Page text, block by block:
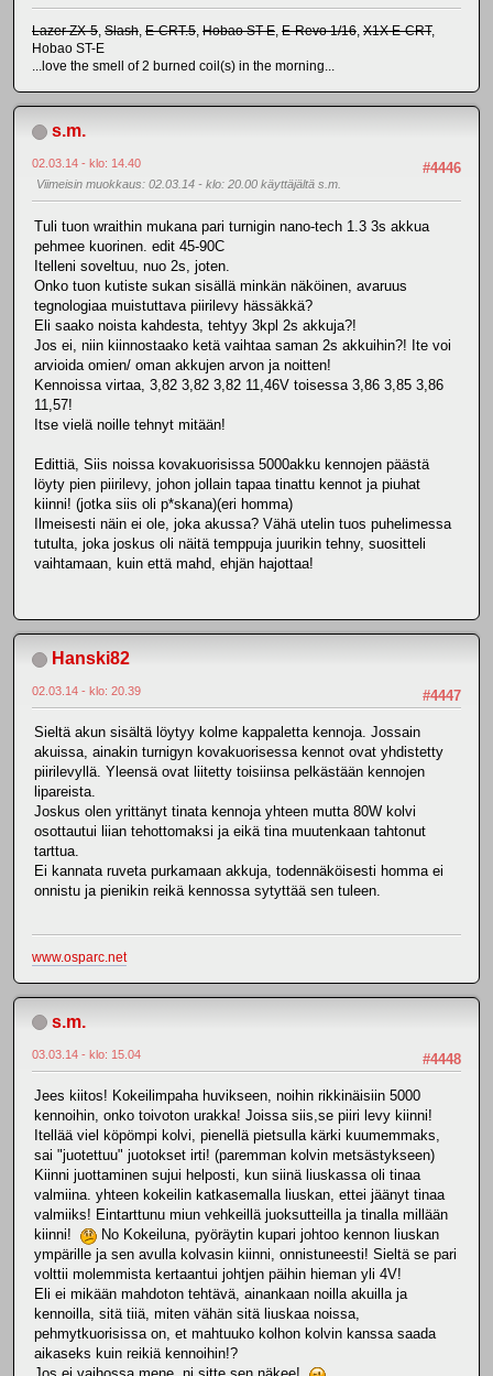
Lazer ZX-5, Slash, E-CRT.5, Hobao ST-E, E-Revo 1/16, X1X E-CRT,
Hobao ST-E
...love the smell of 2 burned coil(s) in the morning...
s.m.
#4446
02.03.14 - klo: 14.40
Viimeisin muokkaus: 02.03.14 - klo: 20.00 käyttäjältä s.m.
Tuli tuon wraithin mukana pari turnigin nano-tech 1.3 3s akkua
pehmee kuorinen. edit 45-90C
Itelleni soveltuu, nuo 2s, joten.
Onko tuon kutiste sukan sisällä minkän näköinen, avaruus
tegnologiaa muistuttava piirilevy hässäkkä?
Eli saako noista kahdesta, tehtyy 3kpl 2s akkuja?!
Jos ei, niin kiinnostaako ketä vaihtaa saman 2s akkuihin?! Ite voi
arvioida omien/ oman akkujen arvon ja noitten!
Kennoissa virtaa, 3,82 3,82 3,82 11,46V toisessa 3,86 3,85 3,86
11,57!
Itse vielä noille tehnyt mitään!
Edittiä, Siis noissa kovakuorisissa 5000akku kennojen päästä
löyty pien piirilevy, johon jollain tapaa tinattu kennot ja piuhat
kiinni! (jotka siis oli p*skana)(eri homma)
Ilmeisesti näin ei ole, joka akussa? Vähä utelin tuos puhelimessa
tutulta, joka joskus oli näitä temppuja juurikin tehny, suositteli
vaihtamaan, kuin että mahd, ehjän hajottaa!
Hanski82
#4447
02.03.14 - klo: 20.39
Sieltä akun sisältä löytyy kolme kappaletta kennoja. Jossain
akuissa, ainakin turnigyn kovakuorisessa kennot ovat yhdistetty
piirilevyllä. Yleensä ovat liitetty toisiinsa pelkästään kennojen
lipareista.
Joskus olen yrittänyt tinata kennoja yhteen mutta 80W kolvi
osottautui liian tehottomaksi ja eikä tina muutenkaan tahtonut
tarttua.
Ei kannata ruveta purkamaan akkuja, todennäköisesti homma ei
onnistu ja pienikin reikä kennossa sytyttää sen tuleen.
www.osparc.net
s.m.
#4448
03.03.14 - klo: 15.04
Jees kiitos! Kokeilimpaha huvikseen, noihin rikkinäisiin 5000
kennoihin, onko toivoton urakka! Joissa siis,se piiri levy kiinni!
Itellää viel köpömpi kolvi, pienellä pietsulla kärki kuumemmaks,
sai "juotettuu" juotokset irti! (paremman kolvin metsästykseen)
Kiinni juottaminen sujui helposti, kun siinä liuskassa oli tinaa
valmiina. yhteen kokeilin katkasemalla liuskan, ettei jäänyt tinaa
valmiiks! Eintarttunu miun vehkeillä juoksutteilla ja tinalla millään
kiinni!
No Kokeiluna, pyöräytin kupari johtoo kennon liuskan
ympärille ja sen avulla kolvasin kiinni, onnistuneesti! Sieltä se pari
volttii molemmista kertaantui johtjen päihin hieman yli 4V!
Eli ei mikään mahdoton tehtävä, ainankaan noilla akuilla ja
kennoilla, sitä tiiä, miten vähän sitä liuskaa noissa,
pehmytkuorisissa on, et mahtuuko kolhon kolvin kanssa saada
aikaseks kuin reikiä kennoihin!?